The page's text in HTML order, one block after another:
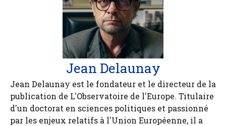
Jean Delaunay
Jean Delaunay est le fondateur et le directeur de la
publication de L'Observatoire de l'Europe. Titulaire
d'un doctorat en sciences politiques et passionné
par les enjeux relatifs à l'Union Européenne, il a